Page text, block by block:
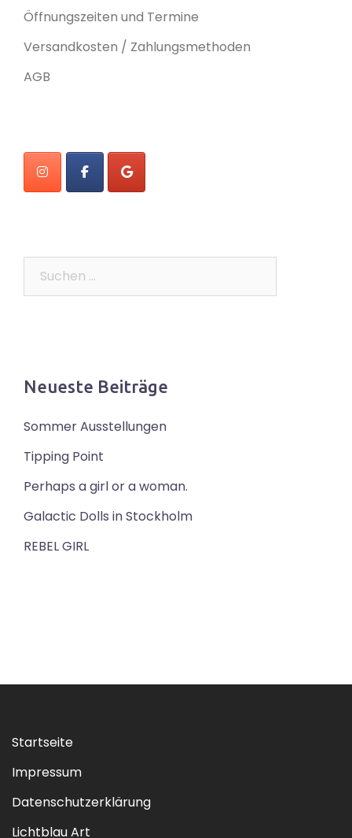
Öffnungszeiten und Termine
Versandkosten / Zahlungsmethoden
AGB
Suchen
Neueste Beiträge
Sommer Ausstellungen
Tipping Point
Perhaps a girl or a woman.
Galactic Dolls in Stockholm
REBEL GIRL
Startseite
Impressum
Datenschutzerklärung
Lichtblau Art